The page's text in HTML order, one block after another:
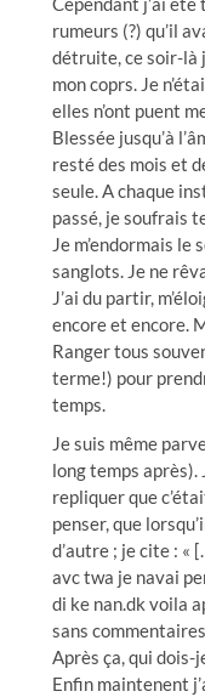
rumeurs (?) qu’il
détruite, ce soir-là
mon coprs. Je
elles n’ont puent
Blessée jusqu’à
resté des mois et
seule. A chaque
passé, je soufrais
Je m’endormais
sanglots. Je ne
J’ai du partir,
encore et encore.
Ranger tous
terme!) pour
temps.
Je suis même
long temps
repliquer que
penser, que
d’autre ; je cite : «
avc twa je navai
di ke nan.dk voila
sans
Après ça, qui dois-
Enfin maintenent